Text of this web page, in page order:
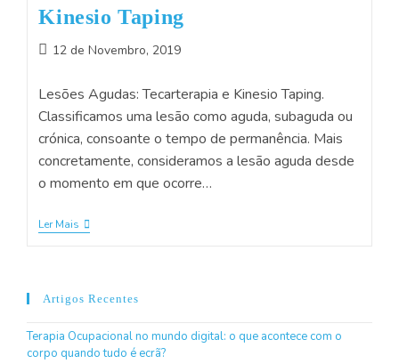
Kinesio Taping
12 de Novembro, 2019
Lesões Agudas: Tecarterapia e Kinesio Taping.
Classificamos uma lesão como aguda, subaguda ou
crónica, consoante o tempo de permanência. Mais
concretamente, consideramos a lesão aguda desde
o momento em que ocorre…
Ler Mais
Artigos Recentes
Terapia Ocupacional no mundo digital: o que acontece com o
corpo quando tudo é ecrã?